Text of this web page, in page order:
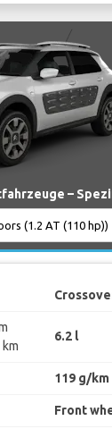
–
6.2 l
119 g/km
Front